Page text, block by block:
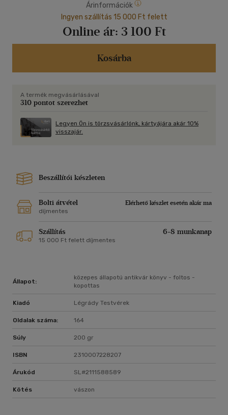
Árinformációk
Ingyen szállítás 15 000 Ft felett
Online ár: 3 100 Ft
Kosárba
A termék megvásárlásával
310 pontot szerezhet
Legyen Ön is törzsvásárlónk, kártyájára akár 10%
visszajár.
Beszállítói készleten
Bolti átvétel
Elérhető készlet esetén akár ma
díjmentes
Szállítás 6-8 munkanap
15 000 Ft felett díjmentes
Állapot:
közepes állapotú antikvár könyv - foltos -
kopottas
Kiadó Légrády Testvérek
Oldalak száma: 164
Súly 200 gr
ISBN 2310007228207
Árukód SL#2111588589
Kötés vászon